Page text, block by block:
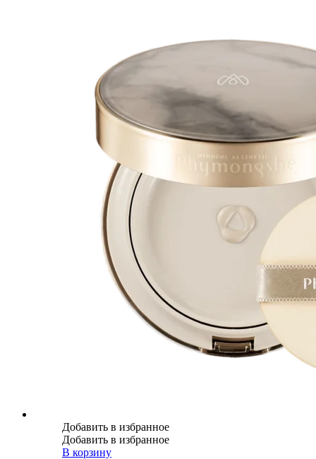
Добавить в избранное
Добавить в избранное
В корзину